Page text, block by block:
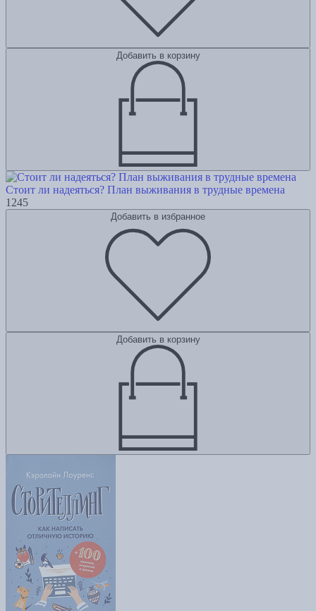
Добавить в корзину
Стоит ли надеяться? План выживания в трудные времена
1245
Добавить в избранное
Добавить в корзину